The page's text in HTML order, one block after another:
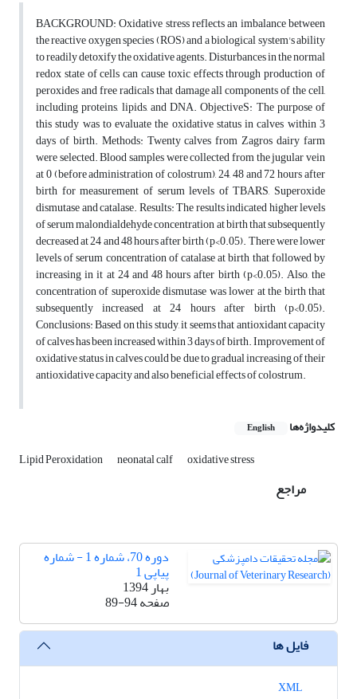
BACKGROUND: Oxidative stress reflects an imbalance between
the reactive oxygen species (ROS) and a biological system's ability
to readily detoxify the oxidative agents. Disturbances in the normal
redox state of cells can cause toxic effects through production of
peroxides and free radicals that damage all components of the cell,
including proteins, lipids, and DNA. ObjectiveS: The purpose of
this study was to evaluate the oxidative status in calves within 3
days of birth. Methods: Twenty calves from Zagros dairy farm
were selected. Blood samples were collected from the jugular vein
at 0 (before administration of colostrum), 24, 48 and 72 hours after
birth for measurement of serum levels of TBARS, Superoxide
dismutase and catalase. Results: The results indicated higher levels
of serum malondialdehyde concentration at birth that subsequently
decreased at 24 and 48 hours after birth (p<0.05). There were lower
levels of serum concentration of catalase at birth that followed by
increasing in it at 24 and 48 hours after birth (p<0.05). Also, the
concentration of superoxide dismutase was lower at the birth that
subsequently increased at 24 hours after birth (p<0.05).
Conclusions: Based on this study, it seems that antioxidant capacity
of calves has been increased within 3 days of birth. Improvement of
oxidative status in calves could be due to gradual increasing of their
antioxidative capacity and also beneficial effects of colostrum.
کلیدواژه‌ها English
Lipid Peroxidation neonatal calf oxidative stress
مراجع
دوره 70، شماره 1 - شماره
پیاپی 1
بهار 1394
صفحه89-94
فایل ها